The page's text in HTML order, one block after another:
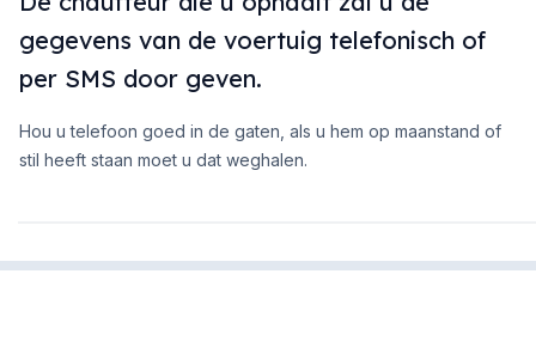
gegevens van de voertuig telefonisch of
per SMS door geven.
Hou u telefoon goed in de gaten, als u hem op maanstand of
stil heeft staan moet u dat weghalen.